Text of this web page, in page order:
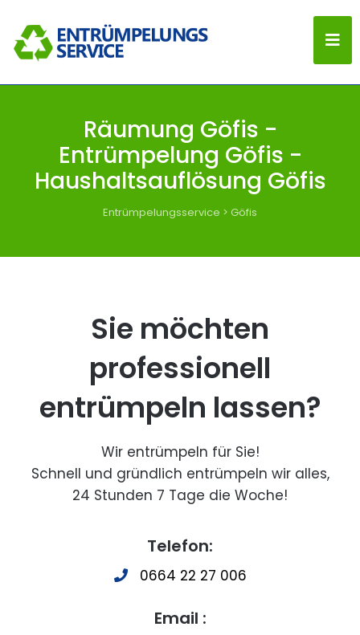
Räumung Göfis -
Entrümpelung Göfis -
Haushaltsauflösung Göfis
Entrümpelungsservice > Göfis
Sie möchten
professionell
entrümpeln lassen?
Wir entrümpeln für Sie!
Schnell und gründlich entrümpeln wir alles,
24 Stunden 7 Tage die Woche!
Telefon:
0664 22 27 006
Email :